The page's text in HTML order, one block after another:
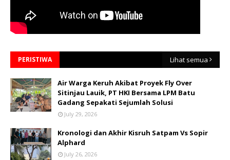
PERISTIWA Lihat semua
Air Warga Keruh Akibat Proyek Fly Over
Sitinjau Lauik, PT HKI Bersama LPM Batu
Gadang Sepakati Sejumlah Solusi
July 29, 2026
Kronologi dan Akhir Kisruh Satpam Vs Sopir
Alphard
July 26, 2026